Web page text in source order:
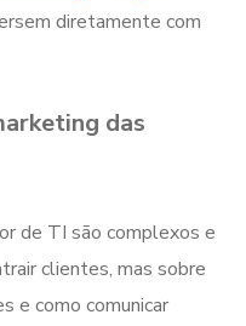
diretamente com
das
de TI são complexos e
clientes, mas sobre
e como comunicar